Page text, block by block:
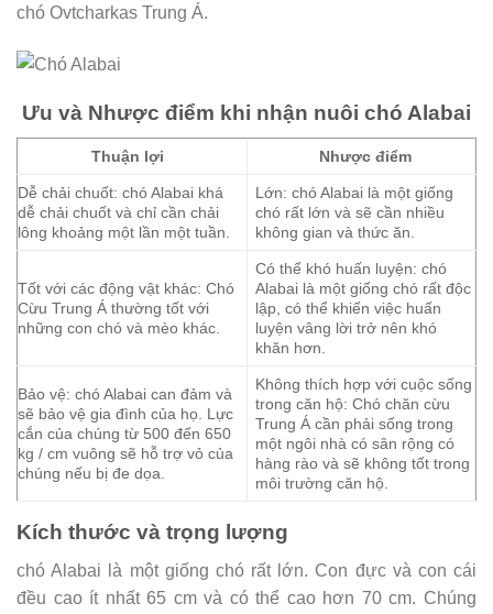
chó Ovtcharkas Trung Á.
Ưu và Nhược điểm khi nhận nuôi chó Alabai
Thuận lợi Nhược điểm
Dễ chải chuốt: chó Alabai khá
dễ chải chuốt và chỉ cần chải
lông khoảng một lần một tuần.
Lớn: chó Alabai là một giống
chó rất lớn và sẽ cần nhiều
không gian và thức ăn.
Tốt với các động vật khác: Chó
Cừu Trung Á thường tốt với
những con chó và mèo khác.
Có thể khó huấn luyện: chó
Alabai là một giống chó rất độc
lập, có thể khiến việc huấn
luyện vâng lời trở nên khó
khăn hơn.
Bảo vệ: chó Alabai can đảm và
sẽ bảo vệ gia đình của họ. Lực
cắn của chúng từ 500 đến 650
kg / cm vuông sẽ hỗ trợ vỏ của
chúng nếu bị đe dọa.
Không thích hợp với cuộc sống
trong căn hộ: Chó chăn cừu
Trung Á cần phải sống trong
một ngôi nhà có sân rộng có
hàng rào và sẽ không tốt trong
môi trường căn hộ.
Kích thước và trọng lượng
chó Alabai là một giống chó rất lớn. Con đực và con cái
đều cao ít nhất 65 cm và có thể cao hơn 70 cm. Chúng